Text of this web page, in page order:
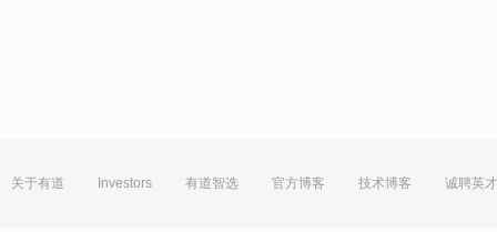
关于有道 Investors 有道智选 官方博客 技术博客 诚聘英才